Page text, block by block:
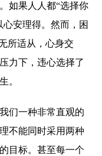
如果人人都“选择你
安理得。然而，困
所适从，心身交
力下，违心选择了
。
们一种非常直观的
不能同时采用两种
目标。甚至每一个